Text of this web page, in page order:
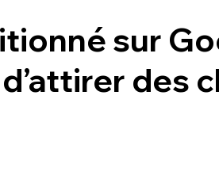
sur
des